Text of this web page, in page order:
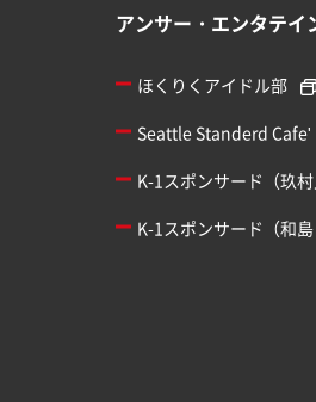
アンサー・エンタテイ
ほくりくアイドル部
Seattle Standerd Cafe'
K-1スポンサード（玖村
K-1スポンサード（和島